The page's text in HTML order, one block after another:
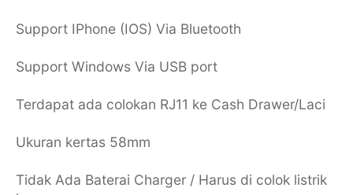
Support IPhone (IOS) Via Bluetooth
Support Windows Via USB port
Terdapat ada colokan RJ11 ke Cash Drawer/Laci
Ukuran kertas 58mm
Tidak Ada Baterai Charger / Harus di colok listrik